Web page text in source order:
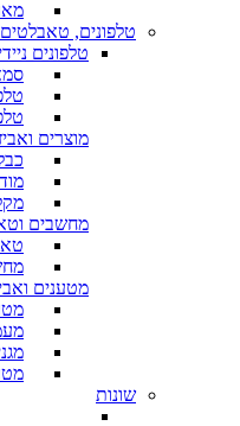
טלפונים, טאבלטים
טלפונים
מוצרים
מחשבים
מטענים
שונות